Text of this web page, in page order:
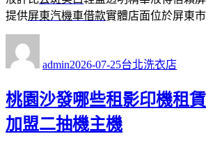
提供屏東汽機車借款實體店面位於屏東
admin佈
期:
2026-07-25類
台北洗衣店
桃園沙發哪些租影印機租
加盟二抽機主機